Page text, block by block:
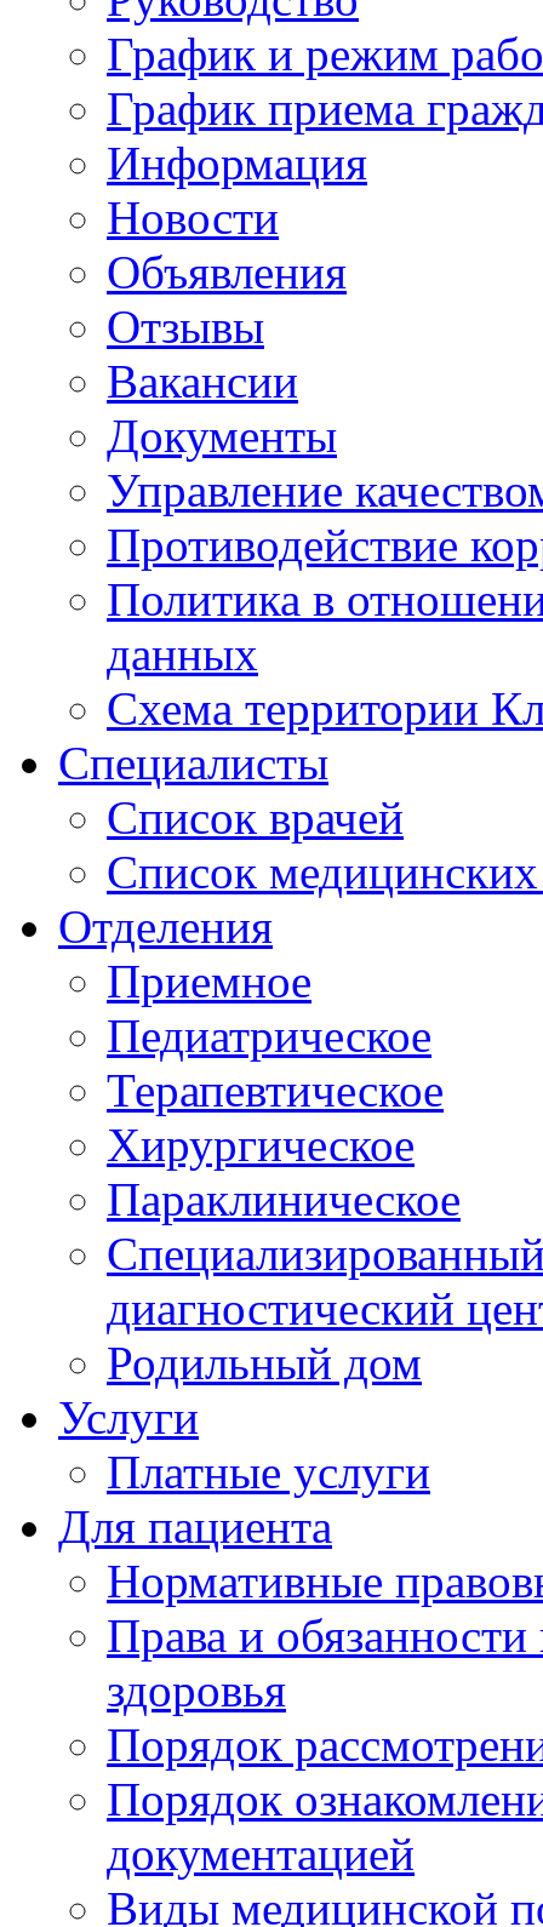
График и режим
График приема
Информация
Новости
Объявления
Отзывы
Вакансии
Документы
Управление
Противодействие
Политика в
данных
Схема территории
Специалисты
Список врачей
Список медицинских
Отделения
Приемное
Педиатрическое
Терапевтическое
Хирургическое
Параклиническое
диагностический
Родильный дом
Услуги
Платные услуги
Для пациента
Нормативные
Права и
здоровья
Порядок
Порядок
документацией
Виды медицинской